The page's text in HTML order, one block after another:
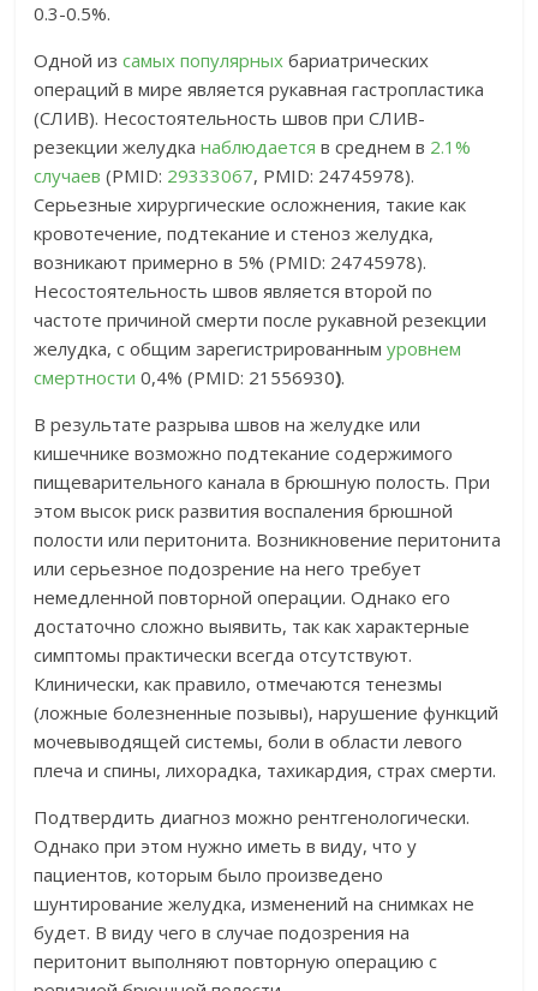
0.3-0.5%.
Одной изсамых популярных бариатрических
операций в мире является рукавная гастропластика
(СЛИВ). Несостоятельность швов при СЛИВ-
резекции желудканаблюдаетсяв среднем в 2.1%
случаев (PMID: 29333067, PMID: 24745978).
Серьезные хирургические осложнения, такие как
кровотечение, подтекание и стеноз желудка,
возникают примерно в 5% (PMID: 24745978).
Несостоятельность швов является второй по
частоте причиной смерти после рукавной резекции
желудка, с общим зарегистрированнымуровнем
смертности 0,4% (PMID: 21556930).
В результате разрыва швов на желудке или
кишечнике возможно подтекание содержимого
пищеварительного канала в брюшную полость. При
этом высок риск развития воспаления брюшной
полости или перитонита. Возникновение перитонита
или серьезное подозрение на него требует
немедленной повторной операции. Однако его
достаточно сложно выявить, так как характерные
симптомы практически всегда отсутствуют.
Клинически, как правило, отмечаются тенезмы
(ложные болезненные позывы), нарушение функций
мочевыводящей системы, боли в области левого
плеча и спины, лихорадка, тахикардия, страх смерти.
Подтвердить диагноз можно рентгенологически.
Однако при этом нужно иметь в виду, что у
пациентов, которым было произведено
шунтирование желудка, изменений на снимках не
будет. В виду чего в случае подозрения на
перитонит выполняют повторную операцию с